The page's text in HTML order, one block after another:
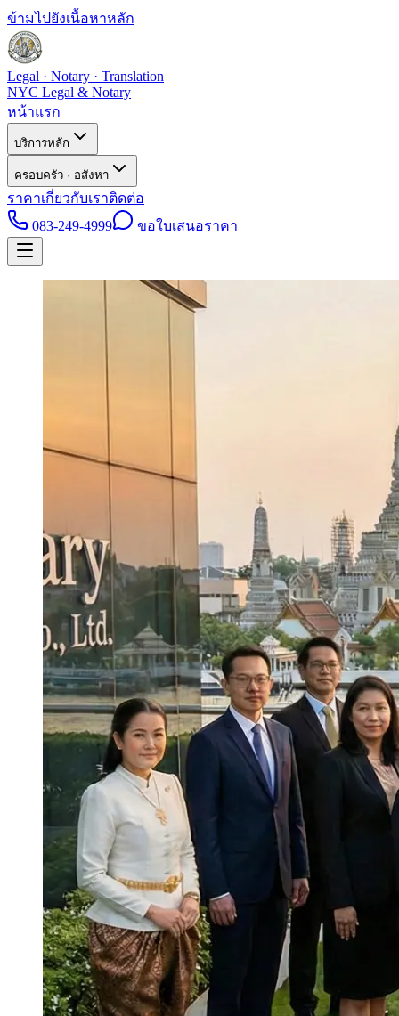
ข้ามไปยังเนื้อหาหลัก
Legal · Notary · Translation
NYC Legal & Notary
หน้าแรก
บริการหลัก
ครอบครัว · อสังหา
ราคาเกี่ยวกับเราติดต่อ
083-249-4999
ขอใบเสนอราคา